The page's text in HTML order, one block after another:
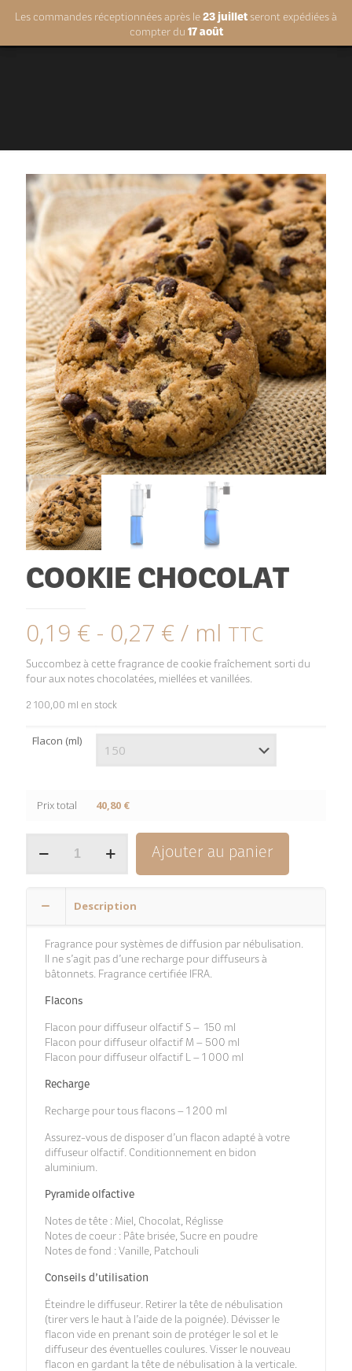
COOKIE CHOCOLAT
0,19 € - 0,27 € / ml TTC
Succombez à cette fragrance de cookie fraîchement sorti du
four aux notes chocolatées, miellées et vanillées.
2 100,00 ml en stock
Flacon (ml)
Prix total 40,80 €
Ajouter au panier
Description
Fragrance pour systèmes de diffusion par nébulisation.
Il ne s’agit pas d’une recharge pour diffuseurs à
bâtonnets. Fragrance certifiée IFRA.
Flacons
Flacon pour diffuseur olfactif S – 150 ml
Flacon pour diffuseur olfactif M – 500 ml
Flacon pour diffuseur olfactif L – 1 000 ml
Recharge
Recharge pour tous flacons – 1 200 ml
Assurez-vous de disposer d’un flacon adapté à votre
diffuseur olfactif. Conditionnement en bidon
aluminium.
Pyramide olfactive
Notes de tête : Miel, Chocolat, Réglisse
Notes de coeur : Pâte brisée, Sucre en poudre
Notes de fond : Vanille, Patchouli
Conseils d’utilisation
Éteindre le diffuseur. Retirer la tête de nébulisation
(tirer vers le haut à l’aide de la poignée). Dévisser le
flacon vide en prenant soin de protéger le sol et le
diffuseur des éventuelles coulures. Visser le nouveau
flacon en gardant la tête de nébulisation à la verticale.
Les commandes réceptionnées après le 23 juillet seront expédiées à
compter du 17 août
Les commandes réceptionnées après le 23 juillet seront expédiées à
compter du 17 août